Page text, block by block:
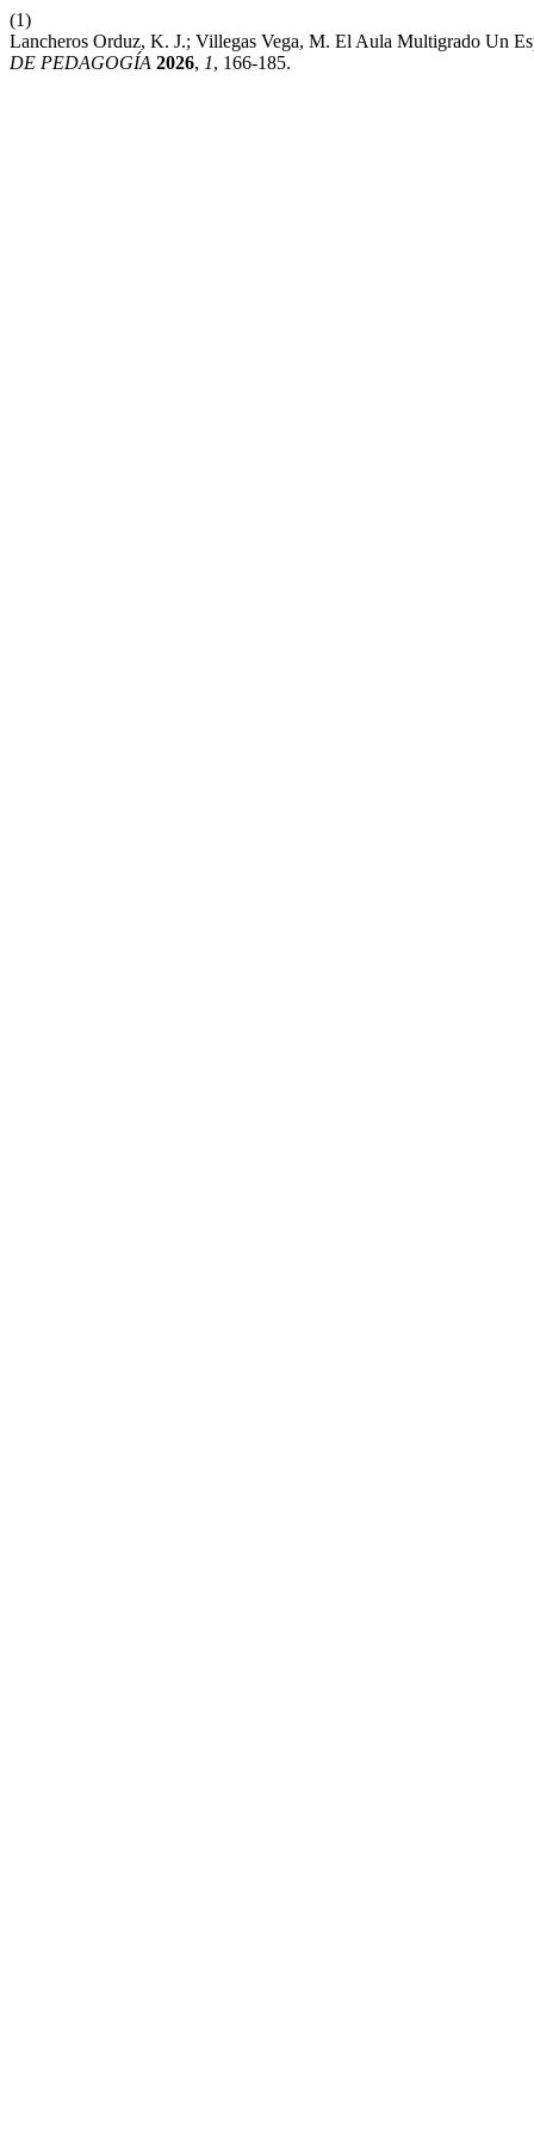
(1)
Lancheros Orduz, K. J.; Villegas Vega, M. El Aula Multigrado Un
DE PEDAGOGÍA 2026, 1, 166-185.